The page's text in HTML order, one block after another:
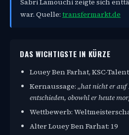
Sabri Lamouchi zeigte sich
war. Quelle: transfermarkt.de
DAS WICHTIGSTE IN KÜRZE
Louey Ben Farhat, KSC-
Kernaussage: „hat nicht er auf
entschieden, obowhl er heute
Wettbewerb:
Alter Louey Ben Farhat: 19